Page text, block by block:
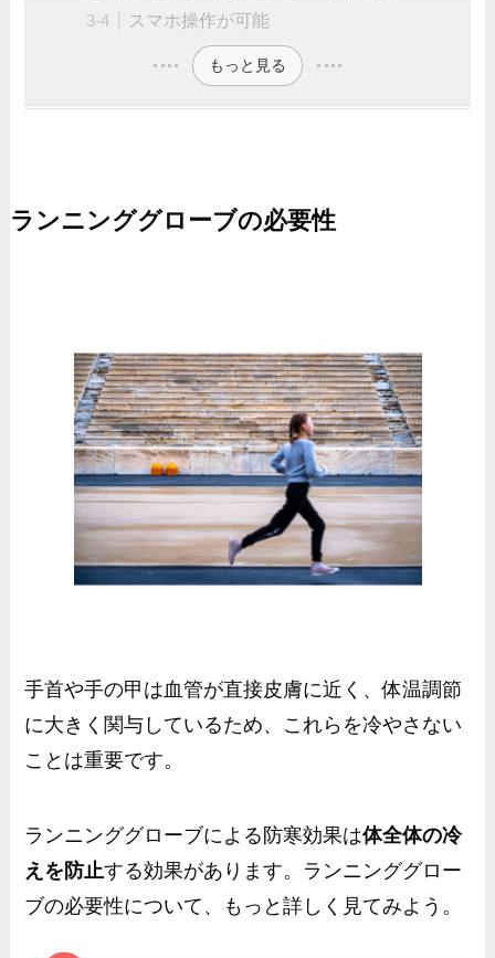
スマホ操作が可能
もっと見る
ランニンググローブの必要性
手首や手の甲は血管が直接皮膚に近く、体温調節
に大きく関与しているため、これらを冷やさない
ことは重要です。
ランニンググローブによる防寒効果は体全体の冷
えを防止する効果があります。ランニンググロー
ブの必要性について、もっと詳しく見てみよう。